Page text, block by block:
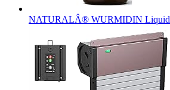
NATURALÂ® WURMIDIN